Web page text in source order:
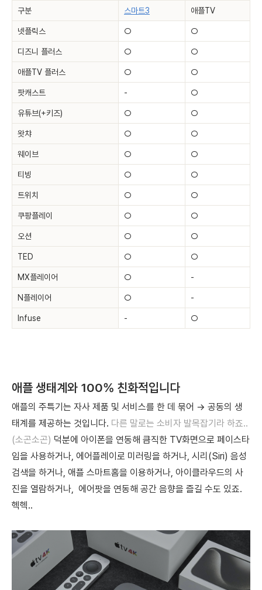
구분 스마트3 애플TV
넷플릭스 ○ ○
디즈니 플러스 ○ ○
애플TV 플러스 ○ ○
팟캐스트 - ○
유튜브(+키즈) ○ ○
왓챠 ○ ○
웨이브 ○ ○
티빙 ○ ○
트위치 ○ ○
쿠팡플레이 ○ ○
오션 ○ ○
TED ○ ○
MX플레이어 ○ -
N플레이어 ○ -
Infuse - ○
애플 생태계와 100% 친화적입니다
애플의 주특기는 자사 제품 및 서비스를 한 데 묶어 → 공동의 생
태계를 제공하는 것입니다. 다른 말로는 소비자 발목잡기라 하죠..
(소곤소곤) 덕분에 아이폰을 연동해 큼직한 TV화면으로 페이스타
임을 사용하거나, 에어플레이로 미러링을 하거나, 시리(Siri) 음성
검색을 하거나, 애플 스마트홈을 이용하거나, 아이클라우드의 사
진을 열람하거나, 에어팟을 연동해 공간 음향을 즐길 수도 있죠.
헥헥..